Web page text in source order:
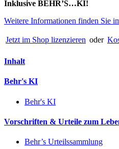
Inklusive BEHR’S…KI!
Weitere Informationen finden Sie
Jetzt im Shop lizenzieren oder
Inhalt
Behr's KI
Behr's KI
Vorschriften & Urteile zum
Behr’s Urteilssammlung